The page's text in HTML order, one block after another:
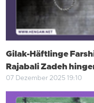
Gilak-Häftlinge
Rajabali Zadeh
07 Dezember 2025 19:10